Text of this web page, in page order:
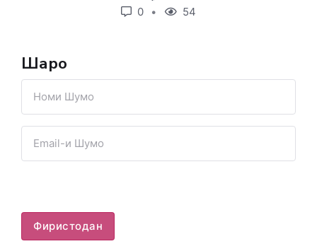
0 54
Шарҳҳо
Фиристодан